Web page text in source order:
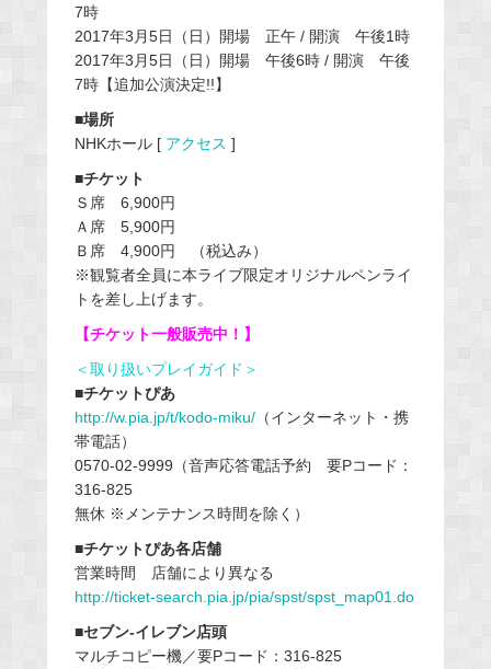
7時
2017年3月5日（日）開場 正午 / 開演 午後1時
2017年3月5日（日）開場 午後6時 / 開演 午後
7時【追加公演決定!!】
■場所
NHKホール [ アクセス ]
■チケット
Ｓ席 6,900円
Ａ席 5,900円
Ｂ席 4,900円 （税込み）
※観覧者全員に本ライブ限定オリジナルペンライ
トを差し上げます。
【チケット一般販売中！】
＜取り扱いプレイガイド＞
■チケットぴあ
http://w.pia.jp/t/kodo-miku/（インターネット・携
帯電話）
0570-02-9999（音声応答電話予約 要Pコード：
316-825
無休 ※メンテナンス時間を除く）
■チケットぴあ各店舗
営業時間 店舗により異なる
http://ticket-search.pia.jp/pia/spst/spst_map01.do
■セブン-イレブン店頭
マルチコピー機／要Pコード：316-825